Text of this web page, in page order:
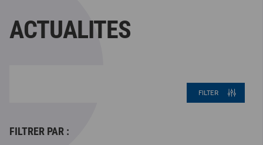
ACTUALITES
FILTER
FILTRER PAR :